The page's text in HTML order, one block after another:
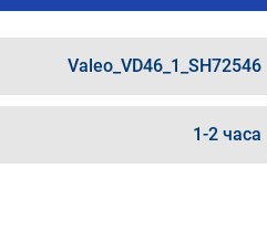
Valeo_VD46_1_SH72546
1-2 часа